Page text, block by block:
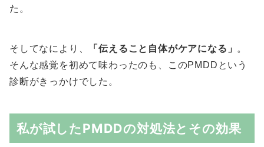
た。
そしてなにより、 「伝えること自体がケアになる」 。
そんな感覚を初めて味わったのも、このPMDDという
診断がきっかけでした。
私が試したPMDDの対処法とその効果